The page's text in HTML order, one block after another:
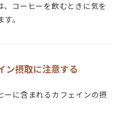
、コーヒーを飲むときに気を
。
ン摂取に注意する
ーに含まれるカフェインの摂